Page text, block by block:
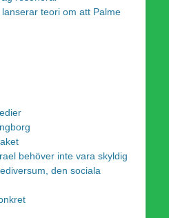
teori om att Palme
behöver inte vara skyldig
den sociala